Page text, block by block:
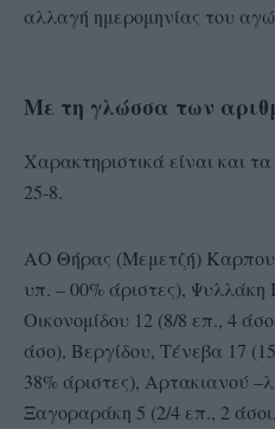
αλλαγή ημερομηνίας του
Με τη γλώσσα των
Xαρακτηριστικά είναι και
25-8.
AΟ Θήρας (Μεμετζή)
υπ. – 00% άριστες), Ψυλλάκη
Οικονομίδου 12 (8/8 επ., 4
άσο), Βεργίδου, Τένεβα 17
38% άριστες), Αρτακιανού
Ξαγοραράκη 5 (2/4 επ., 2